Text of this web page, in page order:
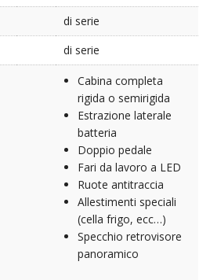
di serie
di serie
Cabina completa
rigida o semirigida
Estrazione laterale
batteria
Doppio pedale
Fari da lavoro a LED
Ruote antitraccia
Allestimenti speciali
(cella frigo, ecc…)
Specchio retrovisore
panoramico